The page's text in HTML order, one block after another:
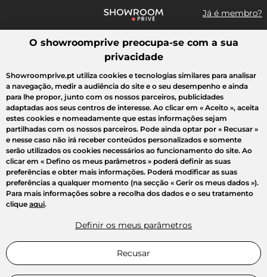
Já é membro?
Pesquisar uma marca, um artigo, uma venda...
Todas as vendas Moda Desporto Casa Criança Beleza
O showroomprive preocupa-se com a sua
privacidade
Showroomprive.pt utiliza cookies e tecnologias similares para analisar
a navegação, medir a audiência do site e o seu desempenho e ainda
para lhe propor, junto com os nossos parceiros, publicidades
adaptadas aos seus centros de interesse. Ao clicar em « Aceito », aceita
estes cookies e nomeadamente que estas informações sejam
partilhadas com os nossos parceiros. Pode ainda optar por « Recusar »
e nesse caso não irá receber conteúdos personalizados e somente
serão utilizados os cookies necessários ao funcionamento do site. Ao
clicar em « Defino os meus parâmetros » poderá definir as suas
preferências e obter mais informações. Poderá modificar as suas
preferências a qualquer momento (na secção « Gerir os meus dados »).
Para mais informações sobre a recolha dos dados e o seu tratamento
clique aqui.
Definir os meus parâmetros
Recusar